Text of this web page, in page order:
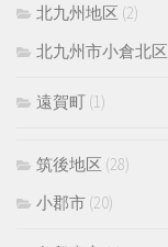
北九州地区 (2)
北九州市小倉北区
遠賀町 (1)
筑後地区 (28)
小郡市 (20)